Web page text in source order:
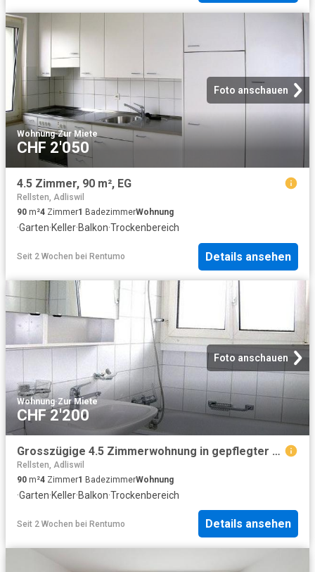
Foto anschauen
Wohnung·Zur Miete
CHF 2'050
4.5 Zimmer, 90 m², EG
Rellsten, Adliswil
90 m²4 Zimmer1 BadezimmerWohnung
·Garten·Keller·Balkon·Trockenbereich
Seit 2 Wochen bei Rentumo Details ansehen
Foto anschauen
Wohnung·Zur Miete
CHF 2'200
Grosszügige 4.5 Zimmerwohnung in gepflegter Liegenschaft zu vermieten
Rellsten, Adliswil
90 m²4 Zimmer1 BadezimmerWohnung
·Garten·Keller·Balkon·Trockenbereich
Seit 2 Wochen bei Rentumo Details ansehen